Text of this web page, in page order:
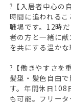
?【入居者中心の
時間に追われる
職場です。12時
者の方と一緒に
を共にする温かな
?【働きやすさを
髪型・髪色自由
す。年間休日108
も可能。フリー